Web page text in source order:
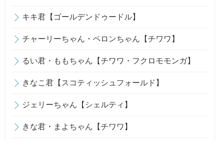
キキ君【ゴールデンドゥードル】
チャーリーちゃん・ペロンちゃん【チワワ】
るい君・ももちゃん【チワワ・フクロモモンガ】
きなこ君【スコティッシュフォールド】
ジェリーちゃん【シェルティ】
きな君・まよちゃん【チワワ】